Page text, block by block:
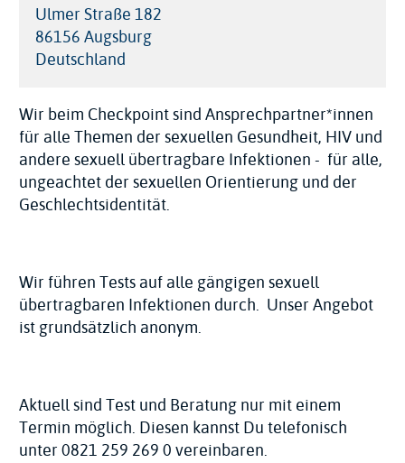
Adresse
Ulmer Straße 182
86156Augsburg
Deutschland
Wir beim Checkpoint sind Ansprechpartner*innen
für alle Themen der sexuellen Gesundheit, HIV und
andere sexuell übertragbare Infektionen - für alle,
ungeachtet der sexuellen Orientierung und der
Geschlechtsidentität.
Wir führen Tests auf alle gängigen sexuell
übertragbaren Infektionen durch. Unser Angebot
ist grundsätzlich anonym.
Aktuell sind Test und Beratung nur mit einem
Termin möglich. Diesen kannst Du telefonisch
unter 0821 259 269 0 vereinbaren.